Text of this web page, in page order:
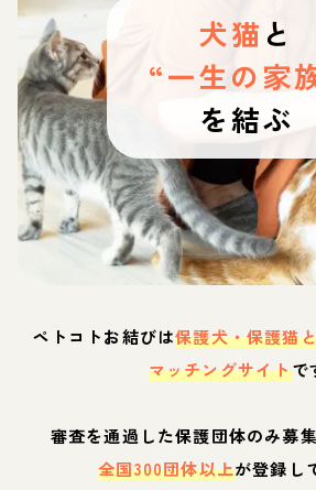
犬猫 と
“一生の家
を結ぶ
ペトコトお結びは保護犬・保護猫
マッチングサイトで
審査を通過した保護団体のみ募
全国300団体以上が登録し